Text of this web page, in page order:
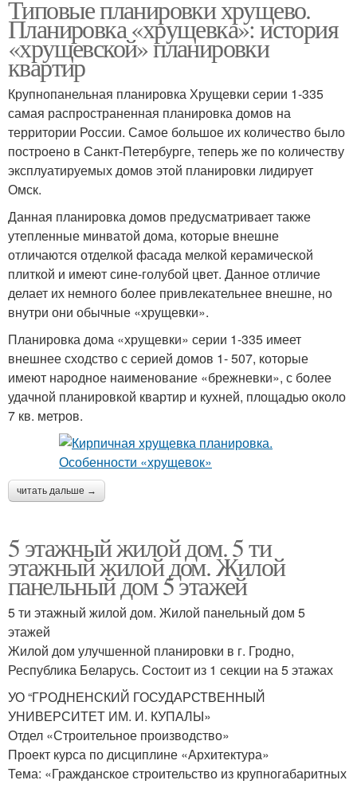
Типовые планировки хрущево.
Планировка «хрущевка»: история
«хрущевской» планировки
квартир
Крупнопанельная планировка Хрущевки серии 1-335
самая распространенная планировка домов на
территории России. Самое большое их количество было
построено в Санкт-Петербурге, теперь же по количеству
эксплуатируемых домов этой планировки лидирует
Омск.
Данная планировка домов предусматривает также
утепленные минватой дома, которые внешне
отличаются отделкой фасада мелкой керамической
плиткой и имеют сине-голубой цвет. Данное отличие
делает их немного более привлекательнее внешне, но
внутри они обычные «хрущевки».
Планировка дома «хрущевки» серии 1-335 имеет
внешнее сходство с серией домов 1- 507, которые
имеют народное наименование «брежневки», с более
удачной планировкой квартир и кухней, площадью около
7 кв. метров.
читать дальше →
5 этажный жилой дом. 5 ти
этажный жилой дом. Жилой
панельный дом 5 этажей
5 ти этажный жилой дом. Жилой панельный дом 5
этажей
Жилой дом улучшенной планировки в г. Гродно,
Республика Беларусь. Состоит из 1 секции на 5 этажах
УО “ГРОДНЕНСКИЙ ГОСУДАРСТВЕННЫЙ
УНИВЕРСИТЕТ ИМ. И. КУПАЛЫ»
Отдел «Строительное производство»
Проект курса по дисциплине «Архитектура»
Тема: «Гражданское строительство из крупногабаритных